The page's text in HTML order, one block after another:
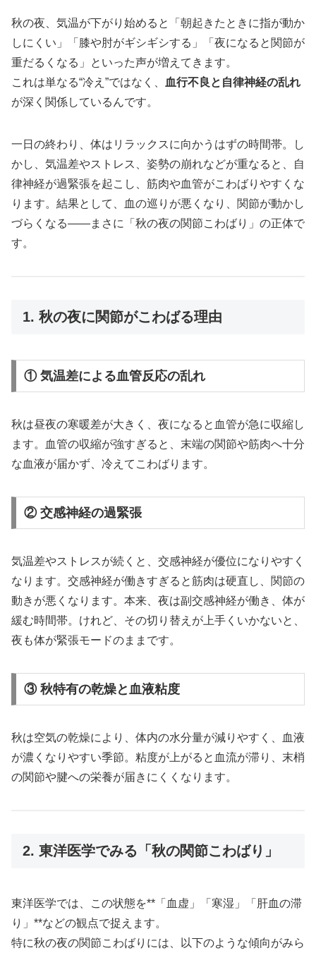
秋の夜、気温が下がり始めると「朝起きたときに指が動か
しにくい」「膝や肘がギシギシする」「夜になると関節が
重だるくなる」といった声が増えてきます。
これは単なる“冷え”ではなく、
血行不良と自律神経の乱れ
が深く関係しているんです。
一日の終わり、体はリラックスに向かうはずの時間帯。し
かし、気温差やストレス、姿勢の崩れなどが重なると、自
律神経が過緊張を起こし、筋肉や血管がこわばりやすくな
ります。結果として、血の巡りが悪くなり、関節が動かし
づらくなる――まさに「秋の夜の関節こわばり」の正体で
す。
1. 秋の夜に関節がこわばる理由
① 気温差による血管反応の乱れ
秋は昼夜の寒暖差が大きく、夜になると血管が急に収縮し
ます。血管の収縮が強すぎると、末端の関節や筋肉へ十分
な血液が届かず、冷えてこわばります。
② 交感神経の過緊張
気温差やストレスが続くと、交感神経が優位になりやすく
なります。交感神経が働きすぎると筋肉は硬直し、関節の
動きが悪くなります。本来、夜は副交感神経が働き、体が
緩む時間帯。けれど、その切り替えが上手くいかないと、
夜も体が緊張モードのままです。
③ 秋特有の乾燥と血液粘度
秋は空気の乾燥により、体内の水分量が減りやすく、血液
が濃くなりやすい季節。粘度が上がると血流が滞り、末梢
の関節や腱への栄養が届きにくくなります。
2. 東洋医学でみる「秋の関節こわばり」
東洋医学では、この状態を**「血虚」「寒湿」「肝血の滞
り」**などの観点で捉えます。
特に秋の夜の関節こわばりには、以下のような傾向がみら